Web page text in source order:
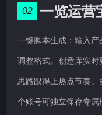
02 一览运营
一键脚本生成：输入
调整格式。创意库实
思路跟得上热点节奏
个账号可独立保存专